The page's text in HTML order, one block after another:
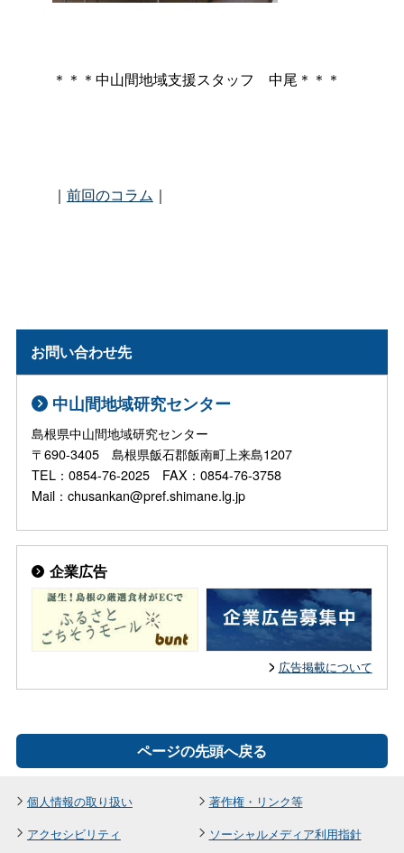
＊＊＊中山間地域支援スタッフ 中尾＊＊＊
｜ 前回のコラム ｜
お問い合わせ先
中山間地域研究センター
島根県中山間地域研究センター
〒690-3405 島根県飯石郡飯南町上来島1207
TEL：0854-76-2025 FAX：0854-76-3758
Mail：chusankan@pref.shimane.lg.jp
企業広告
広告掲載について
ページの先頭へ戻る
個人情報の取り扱い
著作権・リンク等
アクセシビリティ
ソーシャルメディア利用指針